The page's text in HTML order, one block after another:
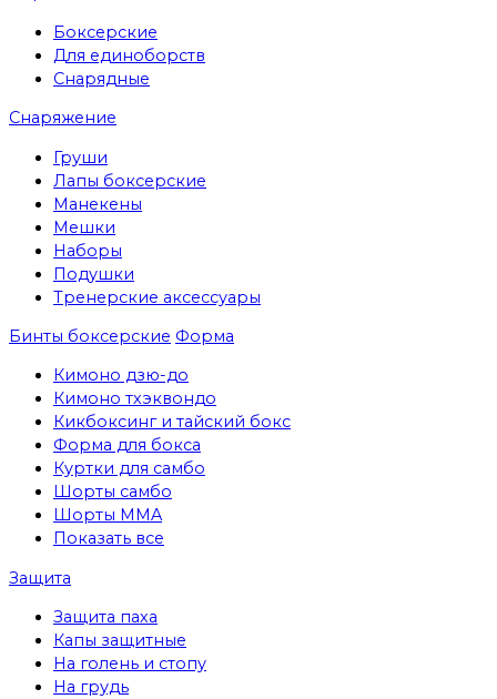
Боксерские
Для единоборств
Снарядные
Снаряжение
Груши
Лапы боксерские
Манекены
Мешки
Наборы
Подушки
Тренерские аксессуары
Бинты боксерские Форма
Кимоно дзю-до
Кимоно тхэквондо
Кикбоксинг и тайский бокс
Форма для бокса
Куртки для самбо
Шорты самбо
Шорты MMA
Показать все
Защита
Защита паха
Капы защитные
На голень и стопу
На грудь